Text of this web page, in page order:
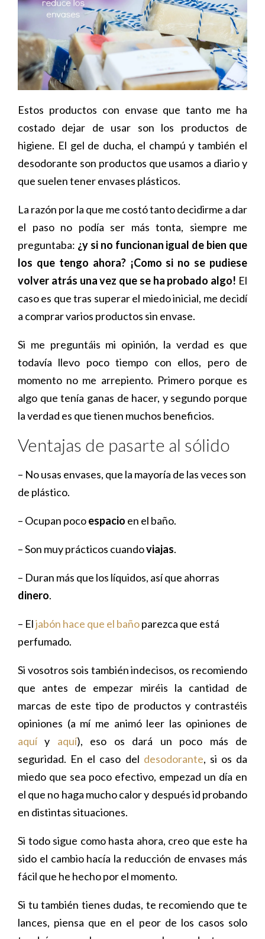
Estos productos con envase que tanto me ha
costado dejar de usar son los productos de
higiene. El gel de ducha, el champú y también el
desodorante son productos que usamos a diario y
que suelen tener envases plásticos.
La razón por la que me costó tanto decidirme a dar
el paso no podía ser más tonta, siempre me
preguntaba: ¿y si no funcionan igual de bien que
los que tengo ahora? ¡Como si no se pudiese
volver atrás una vez que se ha probado algo! El
caso es que tras superar el miedo inicial, me decidí
a comprar varios productos sin envase.
Si me preguntáis mi opinión, la verdad es que
todavía llevo poco tiempo con ellos, pero de
momento no me arrepiento. Primero porque es
algo que tenía ganas de hacer, y segundo porque
la verdad es que tienen muchos beneficios.
Ventajas de pasarte al sólido
– No usas envases, que la mayoría de las veces son
de plástico.
– Ocupan pocoespacio en el baño.
– Son muy prácticos cuandoviajas.
– Duran más que los líquidos, así que ahorras
dinero.
– Eljabón hace que el bañoparezca que está
perfumado.
Si vosotros sois también indecisos, os recomiendo
que antes de empezar miréis la cantidad de
marcas de este tipo de productos y contrastéis
opiniones (a mí me animó leer las opiniones de
aquíy aquí), eso os dará un poco más de
seguridad. En el caso del desodorante, si os da
miedo que sea poco efectivo, empezad un día en
el que no haga mucho calor y después id probando
en distintas situaciones.
Si todo sigue como hasta ahora, creo que este ha
sido el cambio hacía la reducción de envases más
fácil que he hecho por el momento.
Si tu también tienes dudas, te recomiendo que te
lances, piensa que en el peor de los casos solo